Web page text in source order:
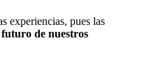
experiencias, pues las
de nuestros